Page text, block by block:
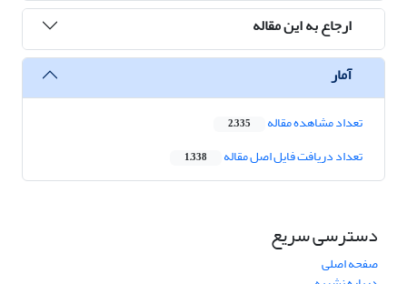
ارجاع به این مقاله
آمار
تعداد مشاهده مقاله 2,335
تعداد دریافت فایل اصل مقاله 1,338
دسترسی سریع
صفحه اصلی